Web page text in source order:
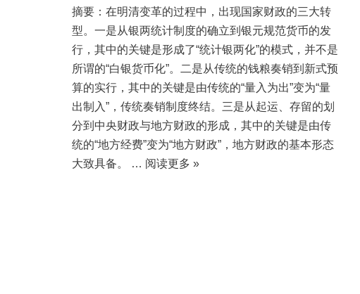
摘要：在明清变革的过程中，出现国家财政的三大转
型。一是从银两统计制度的确立到银元规范货币的发
行，其中的关键是形成了“统计银两化”的模式，并不是
所谓的“白银货币化”。二是从传统的钱粮奏销到新式预
算的实行，其中的关键是由传统的“量入为出”变为“量
出制入”，传统奏销制度终结。三是从起运、存留的划
分到中央财政与地方财政的形成，其中的关键是由传
统的“地方经费”变为“地方财政”，地方财政的基本形态
大致具备。 … 阅读更多 »